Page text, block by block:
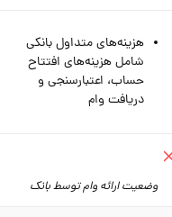
هزینه‌های متداول بانکی
شامل هزینه‌های افتتاح
حساب، اعتبارسنجی و
دریافت وام
وضعیت ارائه وام توسط بانک